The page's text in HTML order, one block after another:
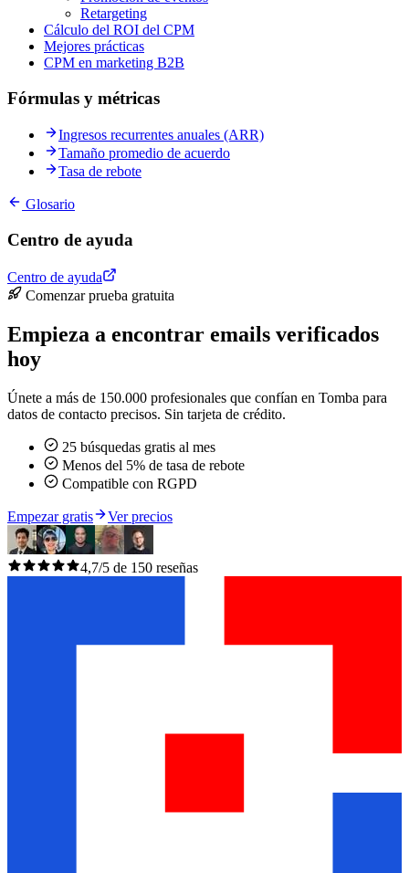
Retargeting
Cálculo del ROI del CPM
Mejores prácticas
CPM en marketing B2B
Fórmulas y métricas
Ingresos recurrentes anuales (ARR)
Tamaño promedio de acuerdo
Tasa de rebote
Glosario
Centro de ayuda
Centro de ayuda
Comenzar prueba gratuita
Empieza a encontrar emails verificados
hoy
Únete a más de 150.000 profesionales que confían en Tomba para
datos de contacto precisos. Sin tarjeta de crédito.
25 búsquedas gratis al mes
Menos del 5% de tasa de rebote
Compatible con RGPD
Empezar gratis Ver precios
4,7/5 de 150 reseñas